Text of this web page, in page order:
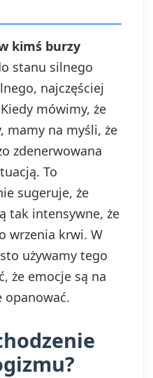
kimś burzy
stanu silnego
najczęściej
mówimy, że
mamy na myśli, że
zdenerwowana
To
sugeruje, że
tak intensywne, że
wrzenia krwi. W
używamy tego
że emocje są na
opanować.